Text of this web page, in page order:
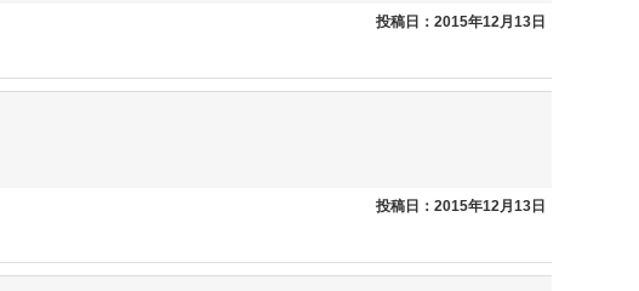
投稿日：2015年12月13日
投稿日：2015年12月13日